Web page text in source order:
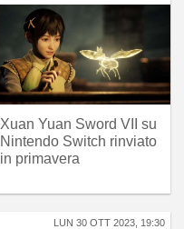
Xuan Yuan Sword VII su
Nintendo Switch rinviato
in primavera
LUN 30 OTT 2023, 19:30